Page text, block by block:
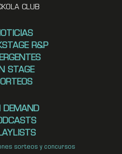
CLUB
R&P
STAGE
DEMAND
sorteos y concursos